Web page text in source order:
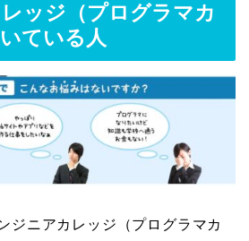
ッジ（プログラマカ
ている人
ジニアカレッジ（プログラマカ